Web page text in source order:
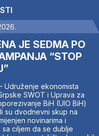
JE SEDMA PO
“STOP
Udruženje ekonomista
SWOT i Uprava za
BiH (UIO BiH)
su dvodnevni skup na
novinarima i
sa ciljem da se dublje